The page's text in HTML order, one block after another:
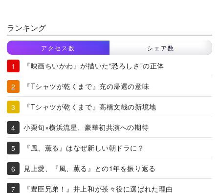
ランキング
アクセス数 シェア数
『映画ちいかわ』が描いた“恐ろしさ”の正体
『Tシャツが乾くまで』充の帰還の意味
『Tシャツが乾くまで』高橋文哉の新境地
小栗旬×横浜流星、豪華初共演への期待
『風、薫る』はなぜ新しい朝ドラに？
見上愛、『風、薫る』との1年を振り返る
『豊臣兄弟！』井上和が茶々役に選ばれた理由